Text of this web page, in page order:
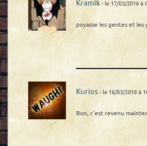
Kramik - le 17/03/2016 à
poyasse les gentes et les
Kurios - le 16/03/2016 à
Bon, c'est revenu